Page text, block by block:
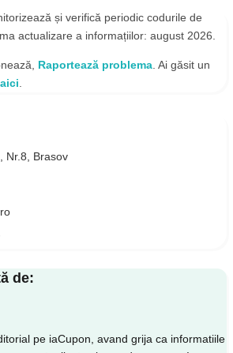
și verifică periodic codurile de
actualizare a informațiilor: august 2026.
Raportează problema. Ai găsit un
.
Nr.8, Brasov
de:
pe iaCupon, avand grija ca informatiile